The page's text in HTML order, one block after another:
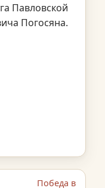
Павловской
Погосяна.
Победа в